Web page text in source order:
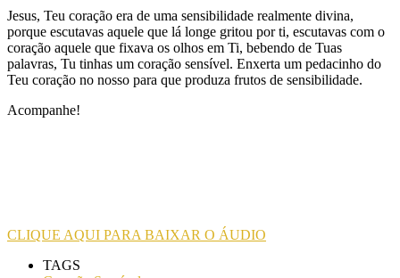
Jesus, Teu coração era de uma sensibilidade realmente divina,
porque escutavas aquele que lá longe gritou por ti, escutavas com o
coração aquele que fixava os olhos em Ti, bebendo de Tuas
palavras, Tu tinhas um coração sensível. Enxerta um pedacinho do
Teu coração no nosso para que produza frutos de sensibilidade.
Acompanhe!
CLIQUE AQUI PARA BAIXAR O ÁUDIO
TAGS